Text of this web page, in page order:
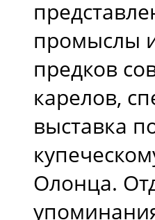
промыслы
предков
карелов,
выставка
Олонца.